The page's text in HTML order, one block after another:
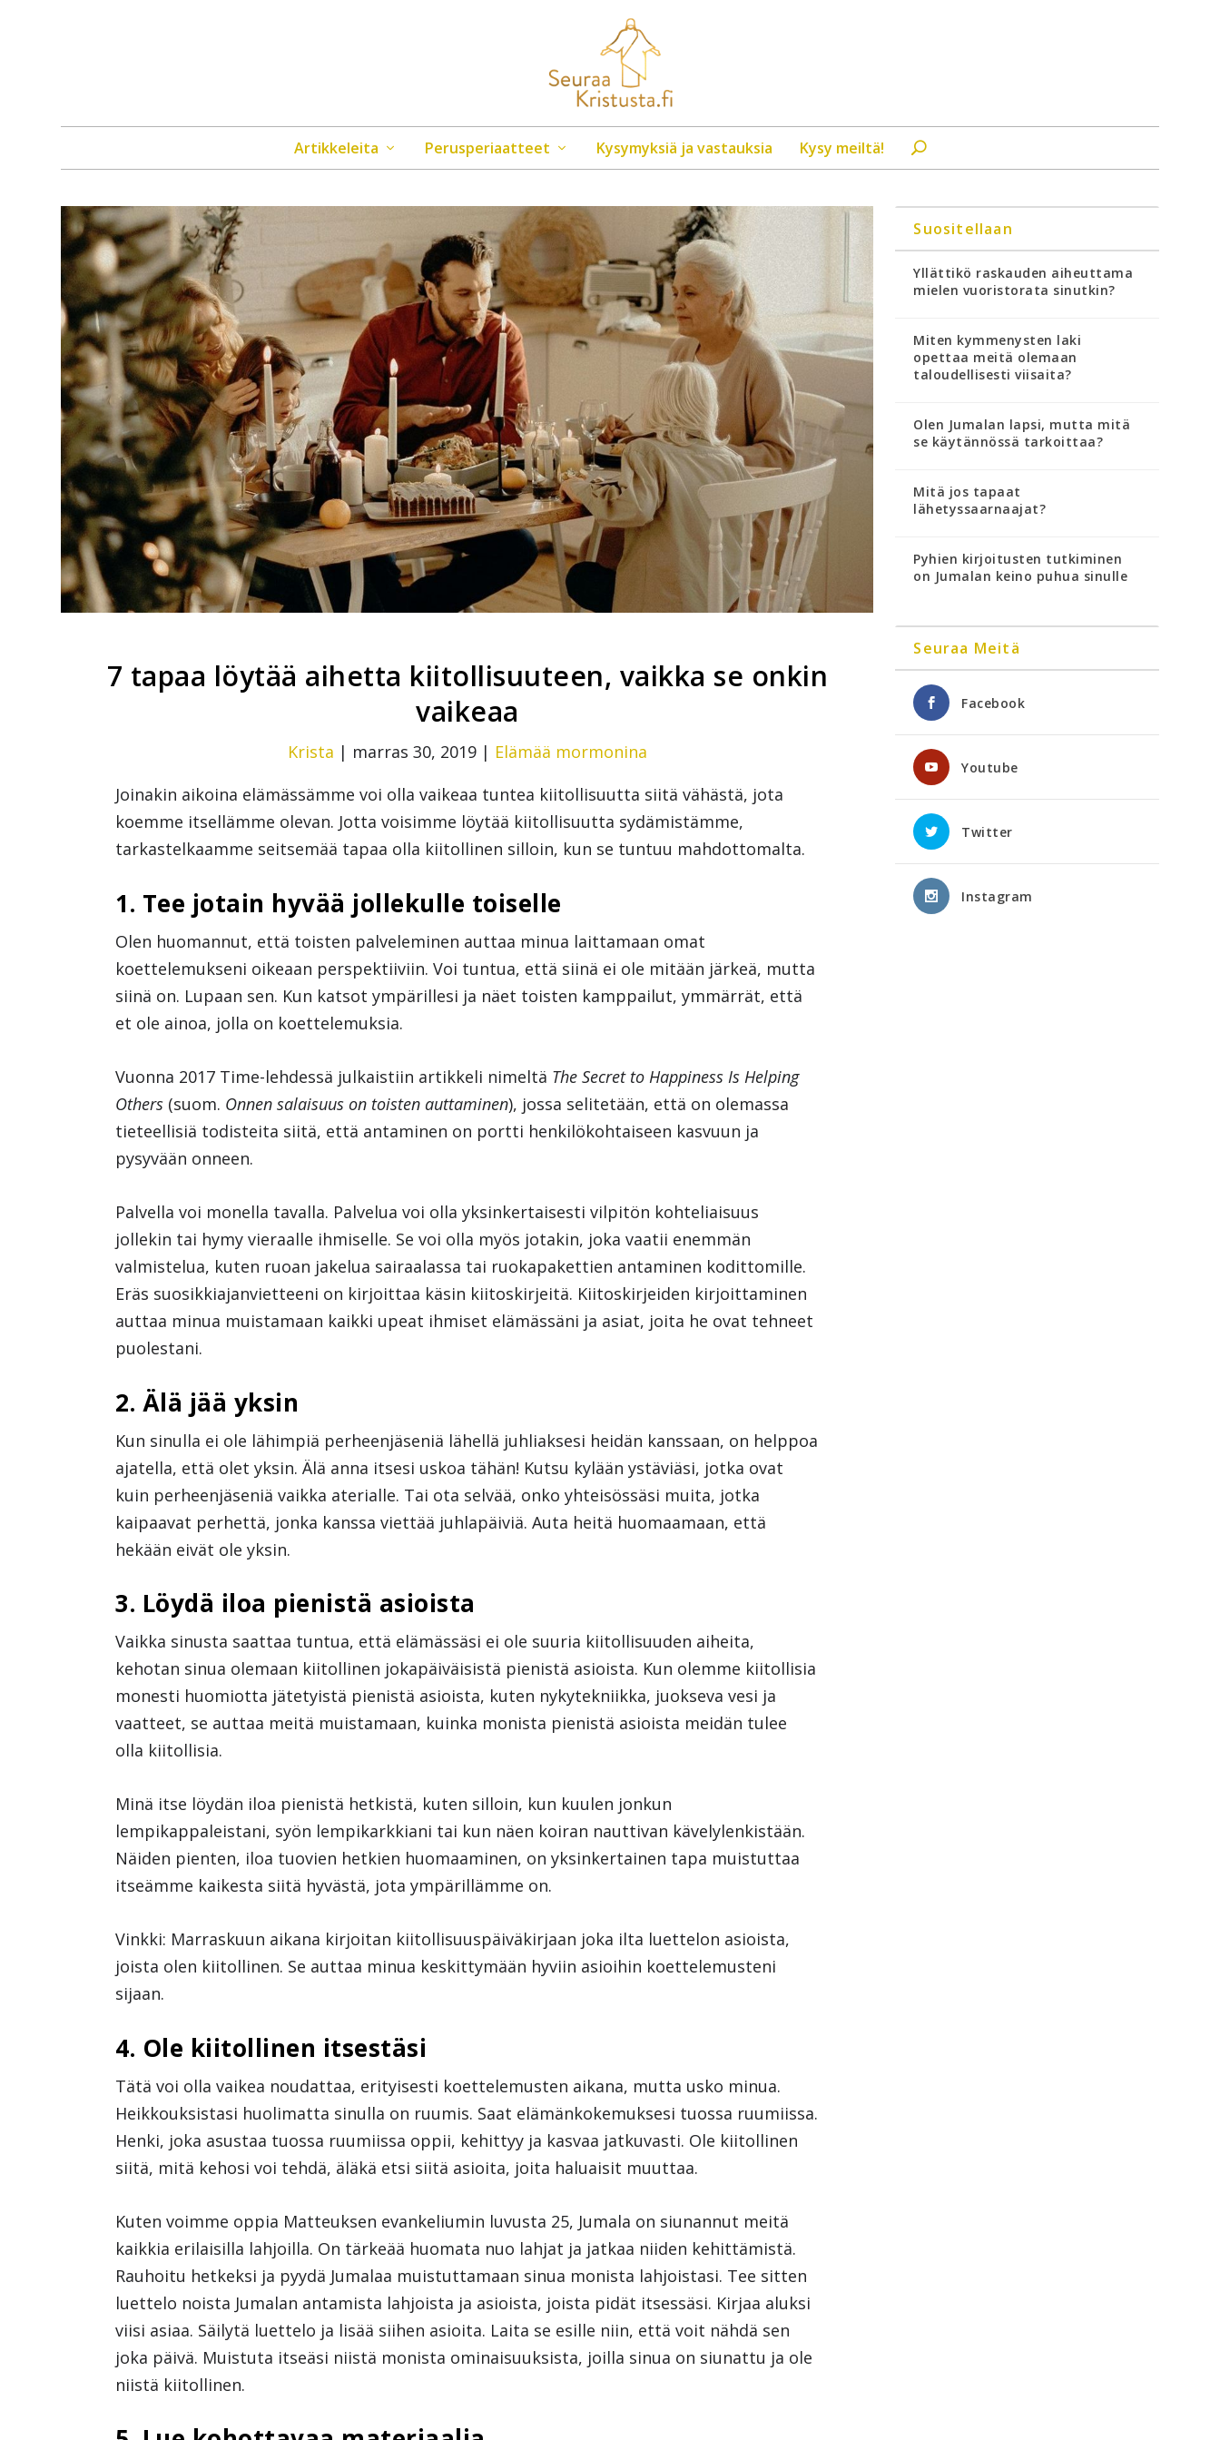
Artikkeleita Perusperiaatteet Kysymyksiä ja vastauksia Kysy meiltä!
7 tapaa löytää aihetta kiitollisuuteen, vaikka se onkin
vaikeaa
Krista | marras 30, 2019| Elämää mormonina
Joinakin aikoina elämässämme voi olla vaikeaa tuntea kiitollisuutta siitä vähästä, jota
koemme itsellämme olevan. Jotta voisimme löytää kiitollisuutta sydämistämme,
tarkastelkaamme seitsemää tapaa olla kiitollinen silloin, kun se tuntuu mahdottomalta.
1. Tee jotain hyvää jollekulle toiselle
Olen huomannut, että toisten palveleminen auttaa minua laittamaan omat
koettelemukseni oikeaan perspektiiviin. Voi tuntua, että siinä ei ole mitään järkeä, mutta
siinä on. Lupaan sen. Kun katsot ympärillesi ja näet toisten kamppailut, ymmärrät, että
et ole ainoa, jolla on koettelemuksia.
Vuonna 2017 Time-lehdessä julkaistiin artikkeli nimeltä The Secret to Happiness Is Helping
Others (suom. Onnen salaisuus on toisten auttaminen), jossa selitetään, että on olemassa
tieteellisiä todisteita siitä, että antaminen on portti henkilökohtaiseen kasvuun ja
pysyvään onneen.
Palvella voi monella tavalla. Palvelua voi olla yksinkertaisesti vilpitön kohteliaisuus
jollekin tai hymy vieraalle ihmiselle. Se voi olla myös jotakin, joka vaatii enemmän
valmistelua, kuten ruoan jakelua sairaalassa tai ruokapakettien antaminen kodittomille.
Eräs suosikkiajanvietteeni on kirjoittaa käsin kiitoskirjeitä. Kiitoskirjeiden kirjoittaminen
auttaa minua muistamaan kaikki upeat ihmiset elämässäni ja asiat, joita he ovat tehneet
puolestani.
2. Älä jää yksin
Kun sinulla ei ole lähimpiä perheenjäseniä lähellä juhliaksesi heidän kanssaan, on helppoa
ajatella, että olet yksin. Älä anna itsesi uskoa tähän! Kutsu kylään ystäviäsi, jotka ovat
kuin perheenjäseniä vaikka aterialle. Tai ota selvää, onko yhteisössäsi muita, jotka
kaipaavat perhettä, jonka kanssa viettää juhlapäiviä. Auta heitä huomaamaan, että
hekään eivät ole yksin.
3. Löydä iloa pienistä asioista
Vaikka sinusta saattaa tuntua, että elämässäsi ei ole suuria kiitollisuuden aiheita,
kehotan sinua olemaan kiitollinen jokapäiväisistä pienistä asioista. Kun olemme kiitollisia
monesti huomiotta jätetyistä pienistä asioista, kuten nykytekniikka, juokseva vesi ja
vaatteet, se auttaa meitä muistamaan, kuinka monista pienistä asioista meidän tulee
olla kiitollisia.
Minä itse löydän iloa pienistä hetkistä, kuten silloin, kun kuulen jonkun
lempikappaleistani, syön lempikarkkiani tai kun näen koiran nauttivan kävelylenkistään.
Näiden pienten, iloa tuovien hetkien huomaaminen, on yksinkertainen tapa muistuttaa
itseämme kaikesta siitä hyvästä, jota ympärillämme on.
Vinkki: Marraskuun aikana kirjoitan kiitollisuuspäiväkirjaan joka ilta luettelon asioista,
joista olen kiitollinen. Se auttaa minua keskittymään hyviin asioihin koettelemusteni
sijaan.
4. Ole kiitollinen itsestäsi
Tätä voi olla vaikea noudattaa, erityisesti koettelemusten aikana, mutta usko minua.
Heikkouksistasi huolimatta sinulla on ruumis. Saat elämänkokemuksesi tuossa ruumiissa.
Henki, joka asustaa tuossa ruumiissa oppii, kehittyy ja kasvaa jatkuvasti. Ole kiitollinen
siitä, mitä kehosi voi tehdä, äläkä etsi siitä asioita, joita haluaisit muuttaa.
Kuten voimme oppia Matteuksen evankeliumin luvusta 25, Jumala on siunannut meitä
kaikkia erilaisilla lahjoilla. On tärkeää huomata nuo lahjat ja jatkaa niiden kehittämistä.
Rauhoitu hetkeksi ja pyydä Jumalaa muistuttamaan sinua monista lahjoistasi. Tee sitten
luettelo noista Jumalan antamista lahjoista ja asioista, joista pidät itsessäsi. Kirjaa aluksi
viisi asiaa. Säilytä luettelo ja lisää siihen asioita. Laita se esille niin, että voit nähdä sen
joka päivä. Muistuta itseäsi niistä monista ominaisuuksista, joilla sinua on siunattu ja ole
niistä kiitollinen.
Suositellaan
Yllättikö raskauden aiheuttama
mielen vuoristorata sinutkin?
Miten kymmenysten laki
opettaa meitä olemaan
taloudellisesti viisaita?
Olen Jumalan lapsi, mutta mitä
se käytännössä tarkoittaa?
Mitä jos tapaat
lähetyssaarnaajat?
Pyhien kirjoitusten tutkiminen
on Jumalan keino puhua sinulle
Seuraa Meitä
Facebook
Youtube
Twitter
Instagram